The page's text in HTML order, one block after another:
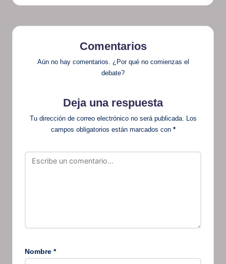
Comentarios
Aún no hay comentarios. ¿Por qué no comienzas el
debate?
Deja una respuesta
Tu dirección de correo electrónico no será publicada. Los
campos obligatorios están marcados con *
Nombre *